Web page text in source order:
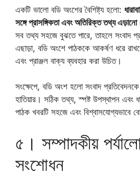
একটি ভালো বডি অংশের বৈশিষ্ট্য হলো:
সঙ্গে প্রাসঙ্গিকতা এবং অতিরিক্ত তথ্য এড়ানো
সব তথ্য সহজে বুঝতে পারে, তাহলে সংবাদ
এছাড়া, বডি অংশে পাঠককে আকর্ষণ ধরে
এবং প্রাঞ্জল বাক্য ব্যবহার করা উচিত।
সংক্ষেপে, বডি অংশ হলো সংবাদ
হাতিয়ার। সঠিক তথ্য, স্পষ্ট উপস্থাপন এবং
পাঠক খবরটি সহজে এবং বিশ্বাসযোগ্যভাবে
৫। সম্পাদকীয়
সংশোধন